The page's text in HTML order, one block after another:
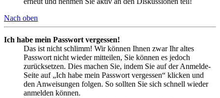
Nach oben
Ich habe mein Passwort vergessen!
Das ist nicht schlimm! Wir können Ihnen zwar Ihr altes
Passwort nicht wieder mitteilen, Sie können es jedoch
zurücksetzen. Dies machen Sie, indem Sie auf der Anmelde-
Seite auf „Ich habe mein Passwort vergessen“ klicken und
den Anweisungen folgen. So sollten Sie sich schnell wieder
anmelden können.